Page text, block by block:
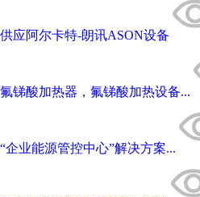
供应阿尔卡特-朗讯ASON设备
氟锑酸加热器，氟锑酸加热设备...
“企业能源管控中心”解决方案...